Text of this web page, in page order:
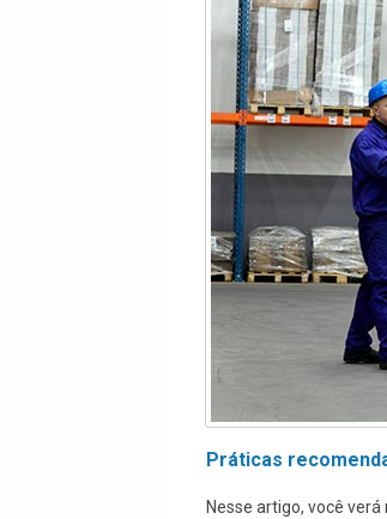
Práticas
Nesse artigo, você